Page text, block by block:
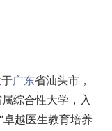
广东省汕头市，
综合性大学，入
卓越医生教育培养